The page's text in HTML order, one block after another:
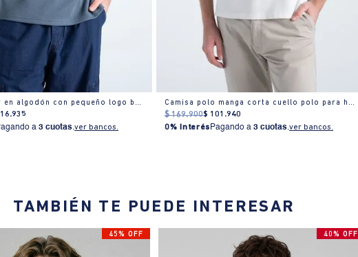
Polo regular en algodón con pequeño logo bordado
.935
a3 cuotas.ver bancos.
Camisa polo manga corta cuello polo para hombre
$ 169.900$ 101 .940
0% Interés Pagando a3 cuotas.ver bancos.
TAMBIÉN TE PUEDE INTERESAR
45% OFF 40% OFF